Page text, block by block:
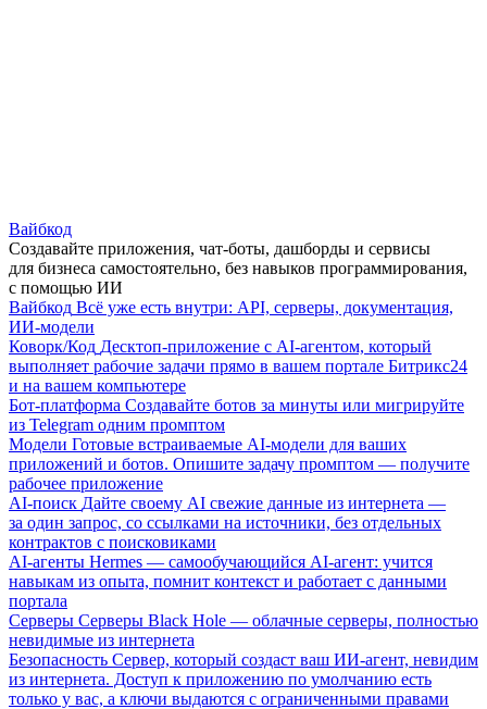
Вайбкод
Создавайте приложения, чат-боты, дашборды и сервисы
для бизнеса самостоятельно, без навыков программирования,
с помощью ИИ
Вайбкод Всё уже есть внутри: API, серверы, документация,
ИИ-модели
Коворк/Код Десктоп-приложение с AI-агентом, который
выполняет рабочие задачи прямо в вашем портале Битрикс24
и на вашем компьютере
Бот-платформа Создавайте ботов за минуты или мигрируйте
из Telegram одним промптом
Модели Готовые встраиваемые AI-модели для ваших
приложений и ботов. Опишите задачу промптом — получите
рабочее приложение
AI-поиск Дайте своему AI свежие данные из интернета —
за один запрос, со ссылками на источники, без отдельных
контрактов с поисковиками
AI-агенты Hermes — самообучающийся AI-агент: учится
навыкам из опыта, помнит контекст и работает с данными
портала
Серверы Серверы Black Hole — облачные серверы, полностью
невидимые из интернета
Безопасность Сервер, который создаст ваш ИИ-агент, невидим
из интернета. Доступ к приложению по умолчанию есть
только у вас, а ключи выдаются с ограниченными правами